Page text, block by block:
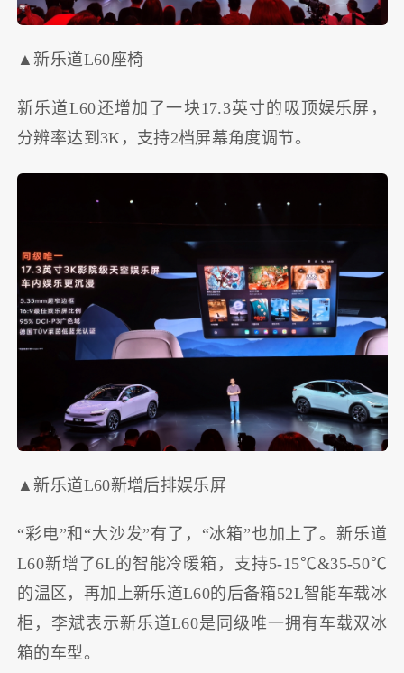
▲新乐道L60座椅
新乐道L60还增加了一块17.3英寸的吸顶娱乐屏，
分辨率达到3K，支持2档屏幕角度调节。
▲新乐道L60新增后排娱乐屏
“彩电”和“大沙发”有了，“冰箱”也加上了。新乐道
L60新增了6L的智能冷暖箱，支持5-15℃&35-50℃
的温区，再加上新乐道L60的后备箱52L智能车载冰
柜，李斌表示新乐道L60是同级唯一拥有车载双冰
箱的车型。